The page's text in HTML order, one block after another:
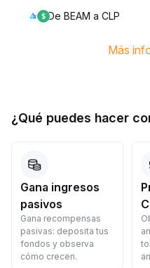
De BEAM a CLP
Más
¿Qué puedes hacer
Gana ingresos
pasivos
Gana recompensas
pasivas: deposita tus
fondos y observa
cómo crecen.